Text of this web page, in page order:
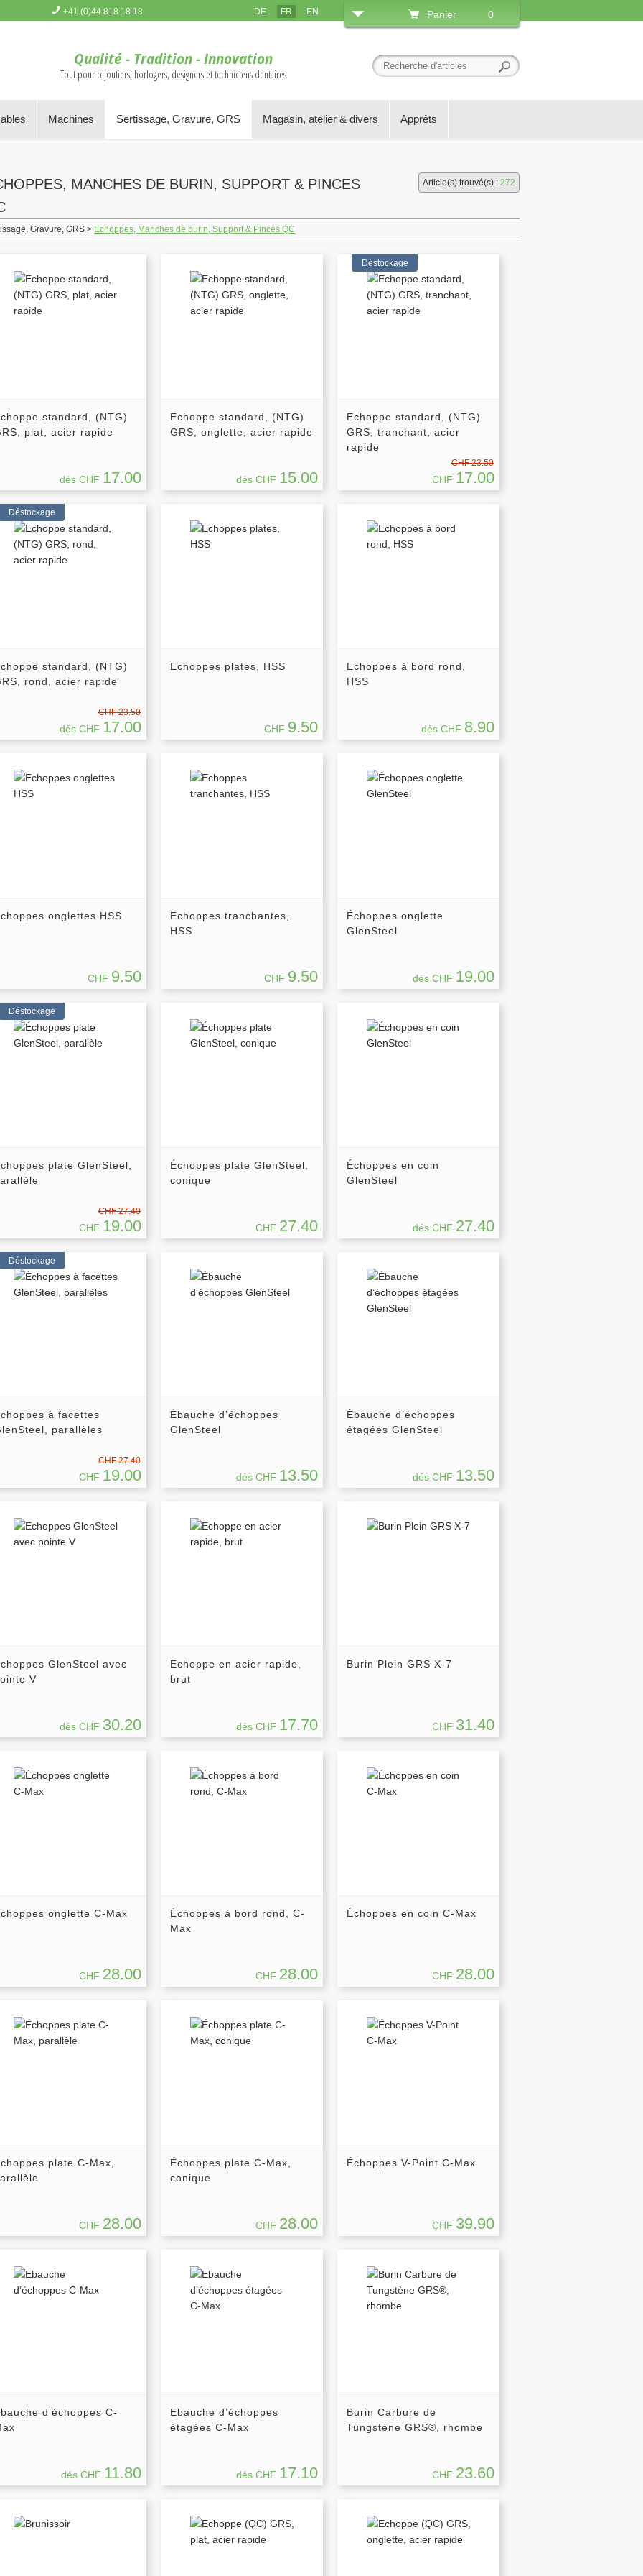
Panier 0
DE FR EN
+41 (0)44 818 18 18
Qualité - Tradition - Innovation
Tout pour bijoutiers, horlogers, designers et techniciens dentaires
Machines Sertissage, Gravure, GRS Magasin, atelier & divers Apprêts
MANCHES DE BURIN, SUPPORT & PINCES
Article(s) trouvé(s) : 272
Gravure, GRS > Echoppes, Manches de burin, Support & Pinces QC
standard, (NTG)
plat, acier rapide
dés CHF 17.00
Echoppe standard, (NTG)
GRS, onglette, acier rapide
dés CHF 15.00
Déstockage
Echoppe standard, (NTG)
GRS, tranchant, acier
rapide
CHF 23.50
CHF 17.00
Déstockage
standard, (NTG)
rond, acier rapide
CHF 23.50
dés CHF 17.00
Echoppes plates, HSS
CHF 9.50
Echoppes à bord rond,
HSS
dés CHF 8.90
onglettes HSS
CHF 9.50
Echoppes tranchantes,
HSS
CHF 9.50
Échoppes onglette
GlenSteel
dés CHF 19.00
Déstockage
plate GlenSteel,
CHF 27.40
CHF 19.00
Échoppes plate GlenSteel,
conique
CHF 27.40
Échoppes en coin
GlenSteel
dés CHF 27.40
Déstockage
à facettes
parallèles
CHF 27.40
CHF 19.00
Ébauche d’échoppes
GlenSteel
dés CHF 13.50
Ébauche d’échoppes
étagées GlenSteel
dés CHF 13.50
GlenSteel avec
V
dés CHF 30.20
Echoppe en acier rapide,
brut
dés CHF 17.70
Burin Plein GRS X-7
CHF 31.40
onglette C-Max
CHF 28.00
Échoppes à bord rond, C-
Max
CHF 28.00
Échoppes en coin C-Max
CHF 28.00
plate C-Max,
CHF 28.00
Échoppes plate C-Max,
conique
CHF 28.00
Échoppes V-Point C-Max
CHF 39.90
d’échoppes C-
dés CHF 11.80
Ebauche d’échoppes
étagées C-Max
dés CHF 17.10
Burin Carbure de
Tungstène GRS®, rhombe
CHF 23.60